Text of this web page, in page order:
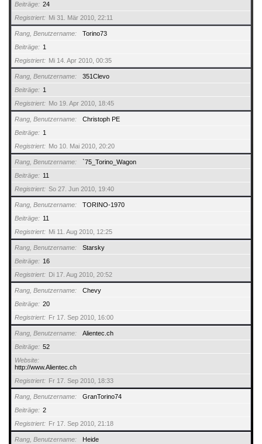
Beiträge
24
Registriert
Mi 31. Mär 2010, 22:11
Rang, Benutzername
Torino73
Beiträge
1
Registriert
Mi 14. Apr 2010, 00:35
Rang, Benutzername
351Clevo
Beiträge
1
Registriert
Mo 19. Apr 2010, 18:45
Rang, Benutzername
Christoph PE
Beiträge
1
Registriert
Mo 10. Mai 2010, 20:20
Rang, Benutzername
`75_Torino_Wagon
Beiträge
11
Registriert
So 27. Jun 2010, 19:40
Rang, Benutzername
TORINO-1970
Beiträge
11
Registriert
Mi 11. Aug 2010, 12:25
Rang, Benutzername
Starsky
Beiträge
16
Registriert
Di 17. Aug 2010, 20:52
Rang, Benutzername
Chevy
Beiträge
20
Registriert
Fr 17. Sep 2010, 16:00
Rang, Benutzername
Alientec.ch
Beiträge
52
Website
http://www.Alientec.ch
Registriert
Fr 17. Sep 2010, 18:33
Rang, Benutzername
GranTorino74
Beiträge
2
Registriert
Fr 17. Sep 2010, 21:18
Rang, Benutzername Heide